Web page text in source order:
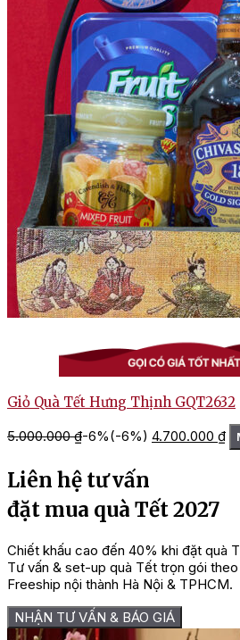
Giỏ Quà Tết Hưng Thịnh GQT2632
5.000.000₫-6%(-6%) Giá
gốc
4.700.000 ₫
Liên hệ tư vấn
đặt mua quà Tết 2027
Chiết khấu cao đến 40% khi đặt quà
Tư vấn & set-up quà Tết trọn gói
Freeship nội thành Hà Nội & TPHCM.
NHẬN TƯ VẤN & BÁO GIÁ